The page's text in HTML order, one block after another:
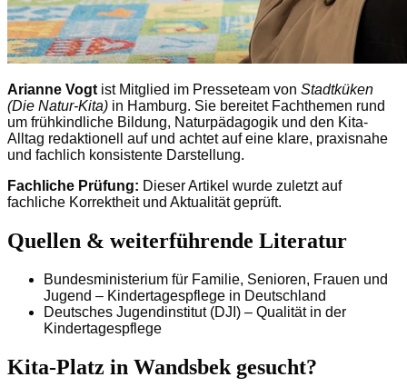
Arianne Vogtist Mitglied im Presseteam von Stadtküken
(Die Natur-Kita) in Hamburg. Sie bereitet Fachthemen rund
um frühkindliche Bildung, Naturpädagogik und den Kita-
Alltag redaktionell auf und achtet auf eine klare, praxisnahe
und fachlich konsistente Darstellung.
Fachliche Prüfung: Dieser Artikel wurde zuletzt auf
fachliche Korrektheit und Aktualität geprüft.
Quellen & weiterführende Literatur
Bundesministerium für Familie, Senioren, Frauen und
Jugend – Kindertagespflege in Deutschland
Deutsches Jugendinstitut (DJI) – Qualität in der
Kindertagespflege
Kita-Platz in Wandsbek gesucht?